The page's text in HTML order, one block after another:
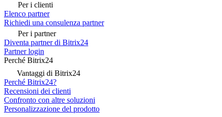
Per i clienti
Elenco partner
Richiedi una consulenza partner
Per i partner
Diventa partner di Bitrix24
Partner login
Perché Bitrix24
Vantaggi di Bitrix24
Perché Bitrix24?
Recensioni dei clienti
Confronto con altre soluzioni
Personalizzazione del prodotto